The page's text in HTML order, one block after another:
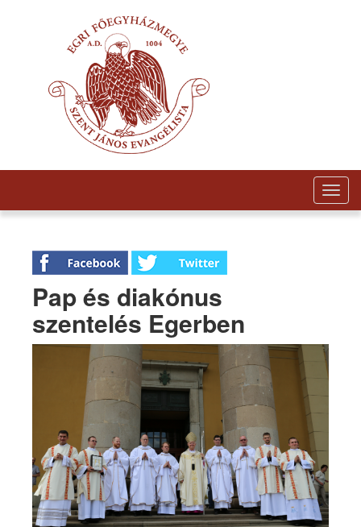
Pap és diakónus
szentelés Egerben